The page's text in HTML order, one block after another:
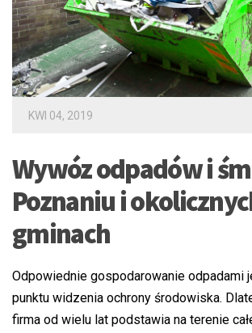
KWI 04, 2019
Wywóz odpadów i
Poznaniu i
gminach
Odpowiednie gospodarowanie odpadami
punktu widzenia ochrony środowiska.
firma od wielu lat podstawia na terenie